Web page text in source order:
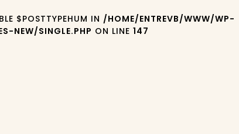
$POSTTYPEHUM IN /HOME/ENTREVB/WWW/WP-
NEW/SINGLE.PHP ON LINE147